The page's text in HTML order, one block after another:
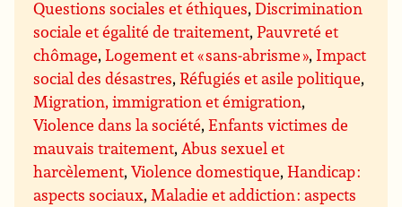
Questions sociales et éthiques,Discrimination
sociale et égalité de traitement,Pauvreté et
chômage,Logement et « sans-abrisme », Impact
social des désastres,Réfugiés et asile politique,
Migration, immigration et émigration,
Violence dans la société,Enfants victimes de
mauvais traitement,Abus sexuel et
harcèlement,Violence domestique,Handicap :
aspects sociaux,Maladie et addiction : aspects